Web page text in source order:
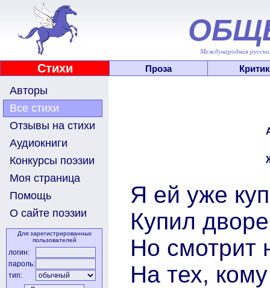
Международная
Стихи Проза
Авторы
Все стихи
Отзывы на стихи
Аудиокниги
Конкурсы поэзии
Моя страница
Помощь
О сайте поэзии
Для зарегистрированных
пользователей
логин:
пароль:
тип:
Я ей уже
Купил
Но смотрит
На тех,